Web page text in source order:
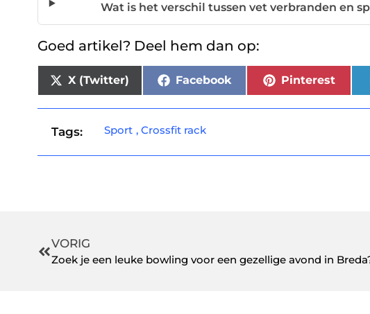
Wat is het verschil tussen vet verbranden en
Goed artikel? Deel hem dan op:
X (Twitter) Facebook Pinterest
Tags: Sport ,Crossfit rack
VORIG
Zoek je een leuke bowling voor een gezellige avond in